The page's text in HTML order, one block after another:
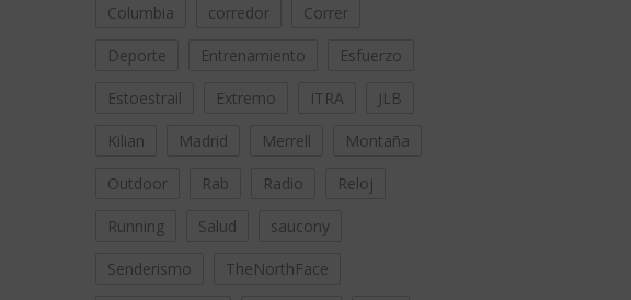
Columbia corredor Correr
Deporte Entrenamiento Esfuerzo
Estoestrail Extremo ITRA JLB
Kilian Madrid Merrell Montaña
Outdoor Rab Radio Reloj
Running Salud saucony
Senderismo TheNorthFace